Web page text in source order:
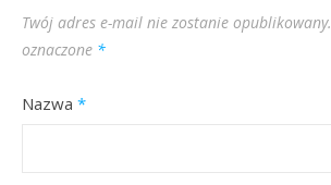
Twój adres e-mail nie zostanie opublikowany.
oznaczone *
Nazwa *